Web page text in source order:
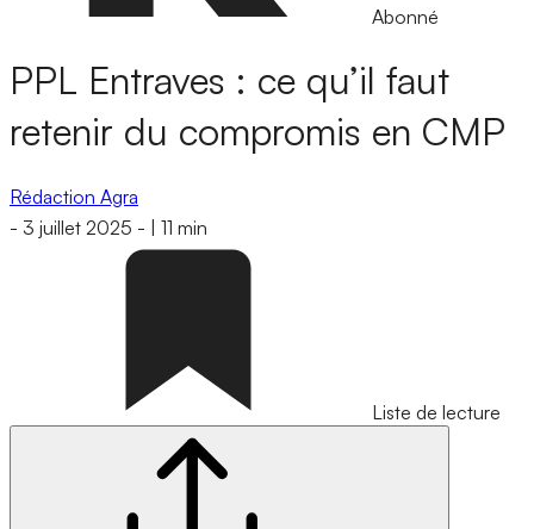
Abonné
PPL Entraves : ce qu’il faut
retenir du compromis en CMP
Rédaction Agra
- 3 juillet 2025 - 11 min
Liste de lecture